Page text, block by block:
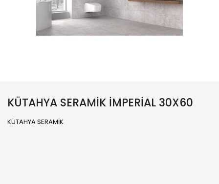
KÜTAHYA SERAMİK İMPERİAL 30X60
KÜTAHYA SERAMİK